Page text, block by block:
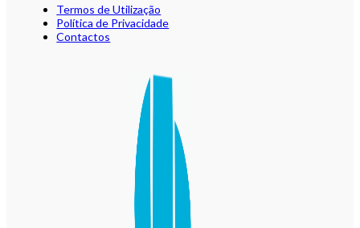
Termos de Utilização
Política de Privacidade
Contactos